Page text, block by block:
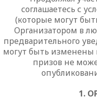
соглашаетесь с
(которые могут
Организатором в
предварительного
могут быть изменены
призов не
1.